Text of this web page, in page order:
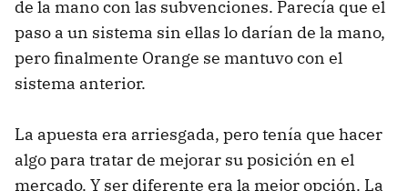
de la mano con las subvenciones. Parecía que el
paso a un sistema sin ellas lo darían de la mano,
pero finalmente Orange se mantuvo con el
sistema anterior.
La apuesta era arriesgada, pero tenía que hacer
algo para tratar de mejorar su posición en el
mercado. Y ser diferente era la mejor opción. La